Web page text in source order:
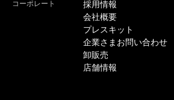
コーポレート
採用情報
会社概要
プレスキット
企業さまお問い合わせ
卸販売
店舗情報